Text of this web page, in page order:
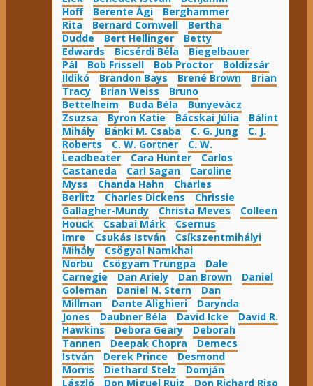
Hoff
Berente Ági
Berghammer
Rita
Bernard Cornwell
Bertha
Dudde
Bert Hellinger
Betty
Edwards
Bicsérdi Béla
Biegelbauer
Pál
Bob Frissell Bob Proctor
Boldizsár
Ildikó
Brandon Bays Brené Brown
Brian
Tracy
Brian Weiss
Bruno
Bettelheim
Buda Béla
Bunyevácz
Zsuzsa
Byron Katie Bácskai Júlia
Bálint
Mihály
Bánki M. Csaba C. G. Jung
C. J.
Roberts
C. W. Gortner
C. W.
Leadbeater
Cara Hunter
Carlos
Castaneda
Carl Sagan
Caroline
Myss
Chanda Hahn
Charles
Berlitz
Charles Dickens
Chrissie
Gallagher-Mundy
Christa Meves
Colleen
Houck
Csabai Márk
Csernus
Imre
Csukás István
Csíkszentmihályi
Mihály
Csögyal Namkhai
Norbu
Csögyam Trungpa
Dale
Carnegie
Dan Ariely Dan Brown
Daniel
Goleman
Daniel N. Stern
Dan
Millman
Dante Alighieri
Darynda
Jones
Daubner Béla David Icke
David R.
Hawkins
Debora Geary
Deborah
Tannen
Deepak Chopra
Demecs
István
Derek Prince
Desmond
Morris
Diethard Stelz
Domján
László
Don Miguel Ruiz
Don Richard Riso